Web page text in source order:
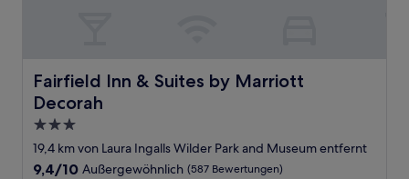
Fairfield Inn & Suites by Marriott
Decorah
Fairfield Inn & Suites by Marriott Decorah
3.0-
Sterne-
Unterkunft
19,4 km von Laura Ingalls Wilder Park and Museum entfernt
9.4
9,4/10 Außergewöhnlich (587 Bewertungen)